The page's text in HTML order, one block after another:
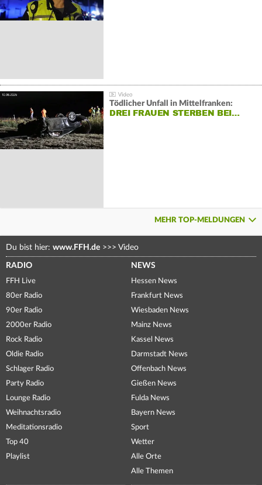
Tödlicher Unfall in Mittelfranken:
DREI FRAUEN STERBEN BEI…
MEHR TOP-MELDUNGEN
Du bist hier: www.FFH.de >>> Video
RADIO
FFH Live
80er Radio
90er Radio
2000er Radio
Rock Radio
Oldie Radio
Schlager Radio
Party Radio
Lounge Radio
Weihnachtsradio
Meditationsradio
Top 40
Playlist
NEWS
Hessen News
Frankfurt News
Wiesbaden News
Mainz News
Kassel News
Darmstadt News
Offenbach News
Gießen News
Fulda News
Bayern News
Sport
Wetter
Alle Orte
Alle Themen